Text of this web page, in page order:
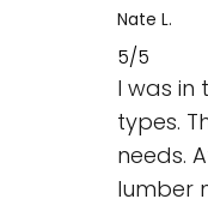
Nate L.
5/5
I was in
types.
needs.
lumber